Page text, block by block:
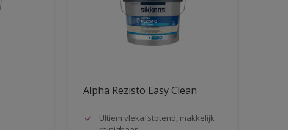
Alpha Rezisto Easy Clean
Ultiem vlekafstotend, makkelijk